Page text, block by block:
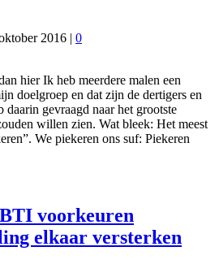
2016 | 0
hier Ik heb meerdere malen een
doelgroep en dat zijn de dertigers en
daarin gevraagd naar het grootste
willen zien. Wat bleek: Het meest
We piekeren ons suf: Piekeren
voorkeuren
elkaar versterken